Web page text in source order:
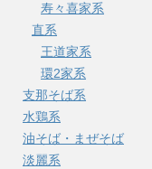
寿々喜家系
直系
王道家系
環2家系
支那そば系
水鶏系
油そば・まぜそば
淡麗系